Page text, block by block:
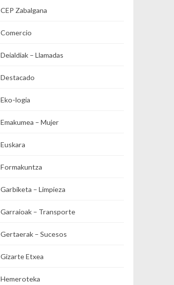
CEP Zabalgana
Comercio
Deialdiak – Llamadas
Destacado
Eko-logia
Emakumea – Mujer
Euskara
Formakuntza
Garbiketa – Limpieza
Garraioak – Transporte
Gertaerak – Sucesos
Gizarte Etxea
Hemeroteka